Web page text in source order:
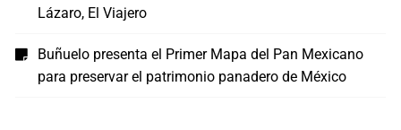
Lázaro, El Viajero
Buñuelo presenta el Primer Mapa del Pan Mexicano
para preservar el patrimonio panadero de México